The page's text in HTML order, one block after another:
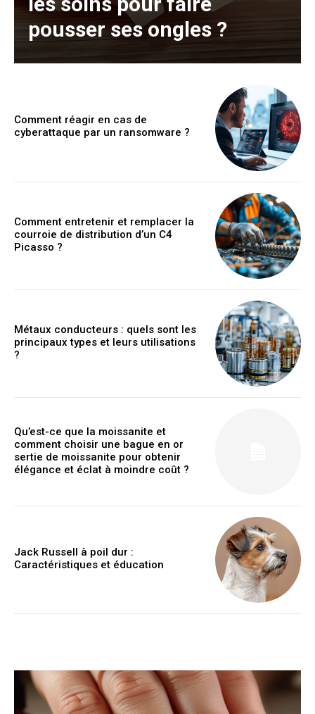
pousser ses ongles ?
Comment réagir en cas de
cyberattaque par un ransomware ?
Comment entretenir et remplacer la
courroie de distribution d’un C4
Picasso ?
Métaux conducteurs : quels sont les
principaux types et leurs utilisations
?
Qu’est-ce que la moissanite et
comment choisir une bague en or
sertie de moissanite pour obtenir
élégance et éclat à moindre coût ?
Jack Russell à poil dur :
Caractéristiques et éducation